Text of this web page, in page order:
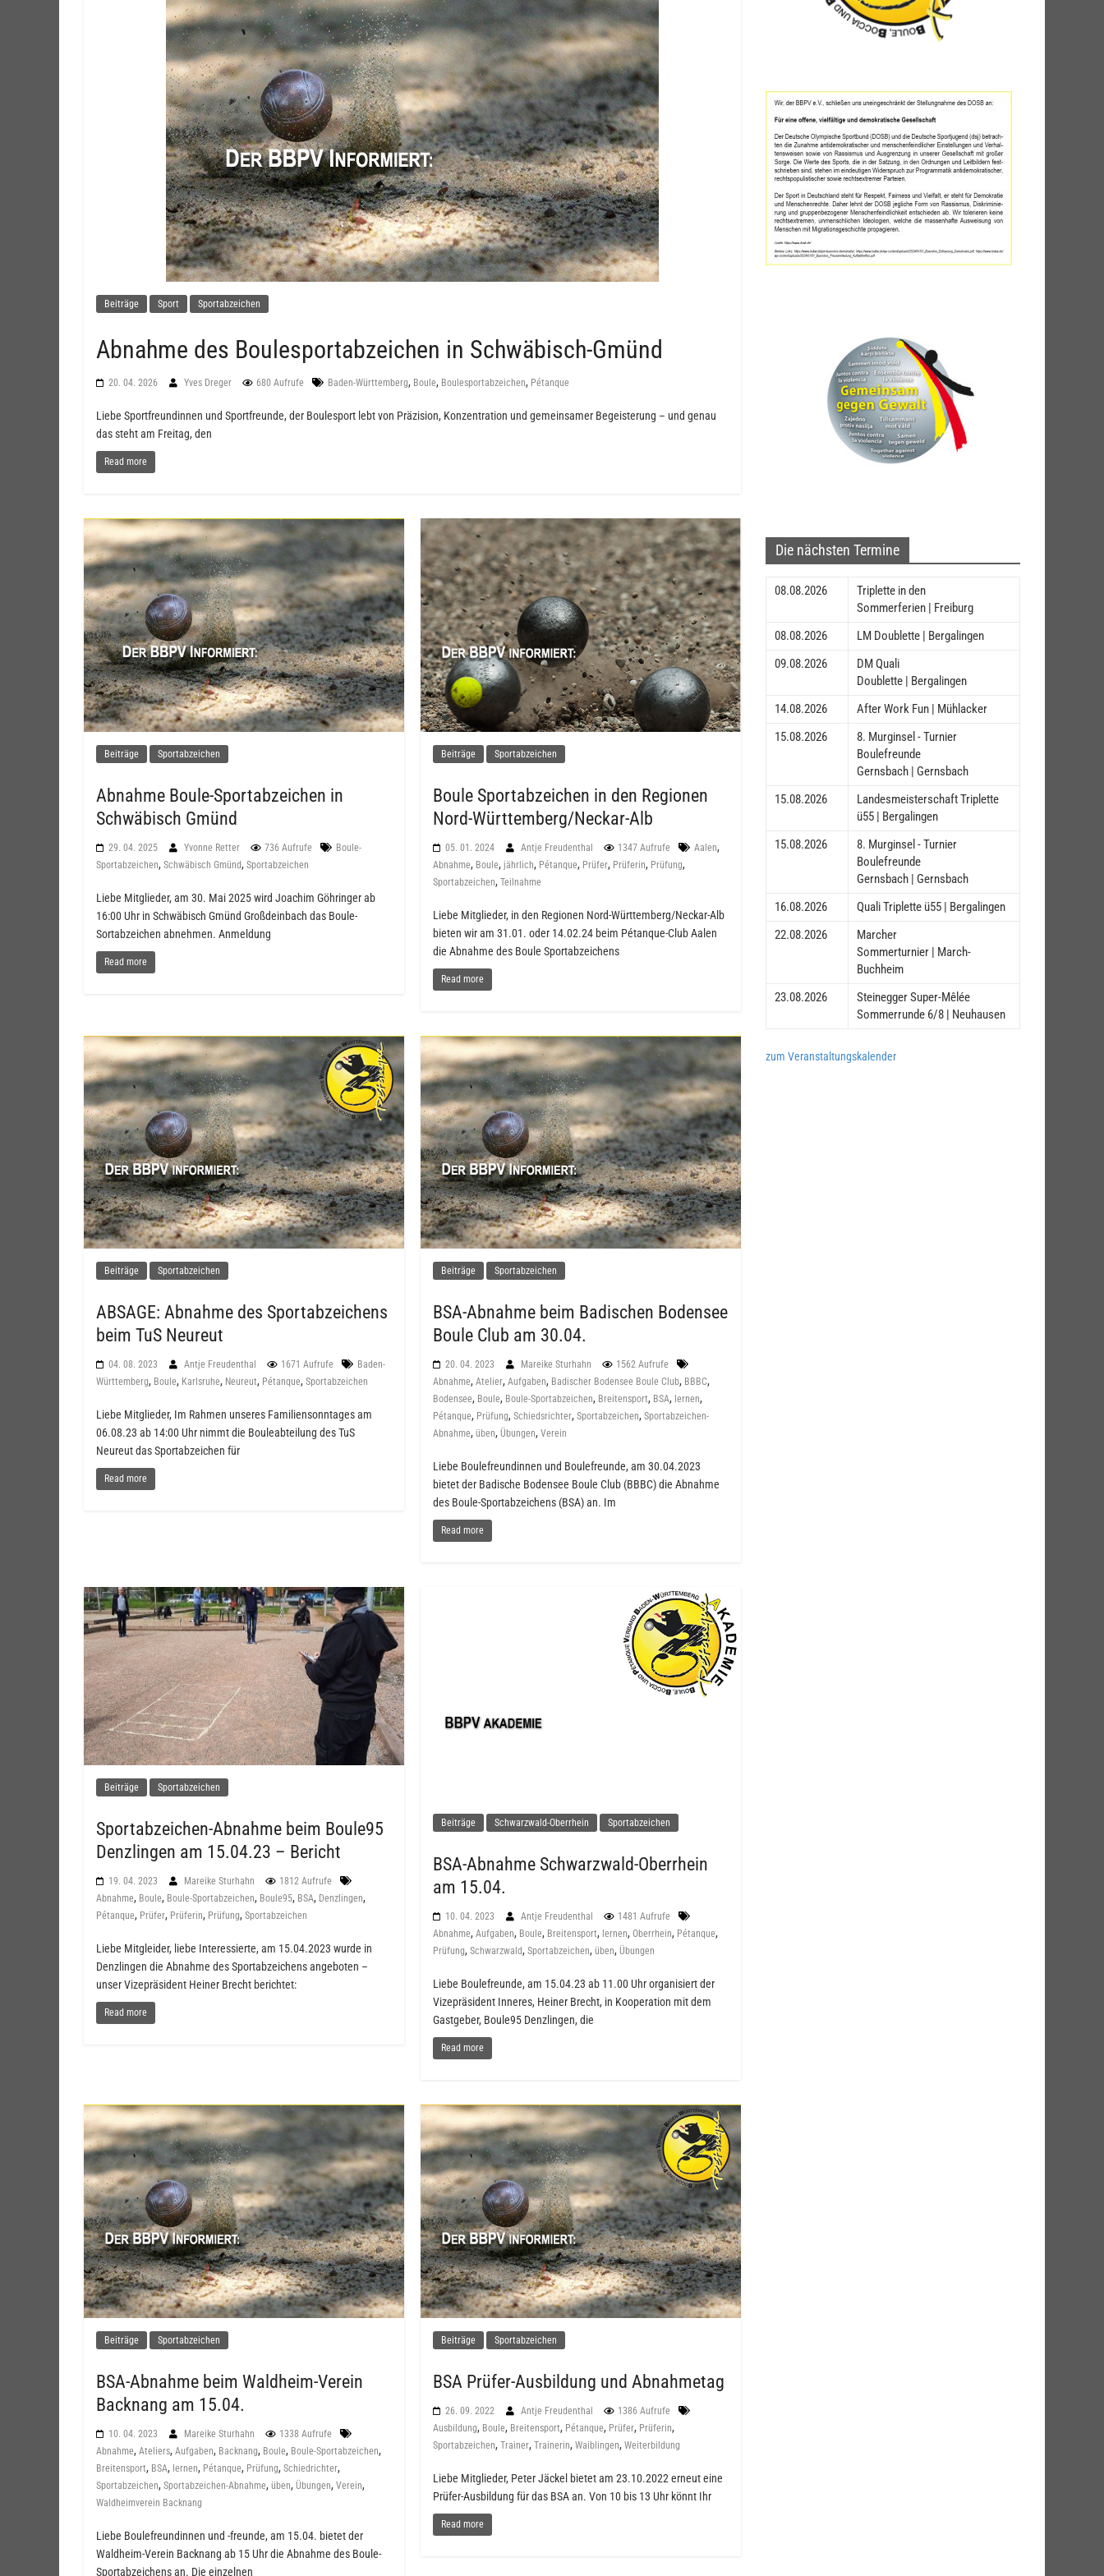
Beiträge Sport Sportabzeichen
Abnahme des Boulesportabzeichen in Schwäbisch-Gmünd
20. 04. 2026 Yves Dreger 680 Aufrufe Baden-Württemberg, Boule, Boulesportabzeichen, Pétanque
Liebe Sportfreundinnen und Sportfreunde, der Boulesport lebt von Präzision, Konzentration und gemeinsamer Begeisterung – und genau
das steht am Freitag, den
Read more
Beiträge Sportabzeichen
Abnahme Boule-Sportabzeichen in
Schwäbisch Gmünd
29. 04. 2025 Yvonne Retter 736 Aufrufe
Boule-
Sportabzeichen, Schwäbisch Gmünd, Sportabzeichen
Liebe Mitglieder, am 30. Mai 2025 wird Joachim Göhringer ab
16:00 Uhr in Schwäbisch Gmünd Großdeinbach das Boule-
Sortabzeichen abnehmen. Anmeldung
Read more
Beiträge Sportabzeichen
Boule Sportabzeichen in den Regionen
Nord-Württemberg/Neckar-Alb
05. 01. 2024 Antje Freudenthal 1347 Aufrufe Aalen,
Abnahme, Boule,jährlich, Pétanque, Prüfer, Prüferin, Prüfung,
Sportabzeichen,Teilnahme
Liebe Mitglieder, in den Regionen Nord-Württemberg/Neckar-Alb
bieten wir am 31.01. oder 14.02.24 beim Pétanque-Club Aalen
die Abnahme des Boule Sportabzeichens
Read more
Beiträge Sportabzeichen
ABSAGE: Abnahme des Sportabzeichens
beim TuS Neureut
04. 08. 2023 Antje Freudenthal 1671 Aufrufe
Baden-
Württemberg, Boule, Karlsruhe, Neureut, Pétanque, Sportabzeichen
Liebe Mitglieder, Im Rahmen unseres Familiensonntages am
06.08.23 ab 14:00 Uhr nimmt die Bouleabteilung des TuS
Neureut das Sportabzeichen für
Read more
Beiträge Sportabzeichen
BSA-Abnahme beim Badischen Bodensee
Boule Club am 30.04.
20. 04. 2023 Mareike Sturhahn
1562 Aufrufe
Abnahme,Atelier,Aufgaben, Badischer Bodensee Boule Club, BBBC,
Bodensee, Boule, Boule-Sportabzeichen, Breitensport, BSA, lernen,
Pétanque, Prüfung,Schiedsrichter,Sportabzeichen,Sportabzeichen-
Abnahme,üben,Übungen,Verein
Liebe Boulefreundinnen und Boulefreunde, am 30.04.2023
bietet der Badische Bodensee Boule Club (BBBC) die Abnahme
des Boule-Sportabzeichens (BSA) an. Im
Read more
Beiträge Sportabzeichen
Sportabzeichen-Abnahme beim Boule95
Denzlingen am 15.04.23 – Bericht
19. 04. 2023 Mareike Sturhahn
1812 Aufrufe
Abnahme, Boule, Boule-Sportabzeichen, Boule95, BSA, Denzlingen,
Pétanque, Prüfer, Prüferin, Prüfung, Sportabzeichen
Liebe Mitgleider, liebe Interessierte, am 15.04.2023 wurde in
Denzlingen die Abnahme des Sportabzeichens angeboten –
unser Vizepräsident Heiner Brecht berichtet:
Read more
Beiträge Schwarzwald-Oberrhein Sportabzeichen
BSA-Abnahme Schwarzwald-Oberrhein
am 15.04.
10. 04. 2023 Antje Freudenthal
1481 Aufrufe
Abnahme,Aufgaben, Boule, Breitensport, lernen,Oberrhein, Pétanque,
Prüfung,Schwarzwald,Sportabzeichen,üben,Übungen
Liebe Boulefreunde, am 15.04.23 ab 11.00 Uhr organisiert der
Vizepräsident Inneres, Heiner Brecht, in Kooperation mit dem
Gastgeber, Boule95 Denzlingen, die
Read more
Beiträge Sportabzeichen
BSA-Abnahme beim Waldheim-Verein
Backnang am 15.04.
10. 04. 2023 Mareike Sturhahn
1338 Aufrufe
Abnahme, Ateliers, Aufgaben, Backnang, Boule, Boule-Sportabzeichen,
Breitensport, BSA, lernen, Pétanque, Prüfung, Schiedrichter,
Sportabzeichen, Sportabzeichen-Abnahme, üben, Übungen, Verein,
Waldheimverein Backnang
Liebe Boulefreundinnen und -freunde, am 15.04. bietet der
Waldheim-Verein Backnang ab 15 Uhr die Abnahme des Boule-
Sportabzeichens an. Die einzelnen
Beiträge Sportabzeichen
BSA Prüfer-Ausbildung und Abnahmetag
26. 09. 2022 Antje Freudenthal
1386 Aufrufe
Ausbildung, Boule, Breitensport, Pétanque, Prüfer, Prüferin,
Sportabzeichen,Trainer,Trainerin,Waiblingen,Weiterbildung
Liebe Mitglieder, Peter Jäckel bietet am 23.10.2022 erneut eine
Prüfer-Ausbildung für das BSA an. Von 10 bis 13 Uhr könnt Ihr
Read more
Die nächsten Termine
08.08.2026
Triplette in den
Sommerferien | Freiburg
08.08.2026
LM Doublette | Bergalingen
09.08.2026
DM Quali
Doublette | Bergalingen
14.08.2026
After Work Fun | Mühlacker
15.08.2026
8. Murginsel - Turnier
Boulefreunde
Gernsbach | Gernsbach
15.08.2026
Landesmeisterschaft Triplette
ü55 | Bergalingen
15.08.2026
8. Murginsel - Turnier
Boulefreunde
Gernsbach | Gernsbach
16.08.2026
Quali Triplette ü55 | Bergalingen
22.08.2026
Marcher
Sommerturnier | March-
Buchheim
23.08.2026
Steinegger Super-Mêlée
Sommerrunde 6/8 | Neuhausen
zum Veranstaltungskalender